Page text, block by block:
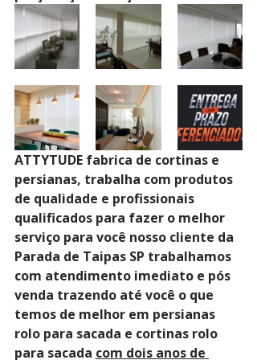
ATTYTUDE fabrica de cortinas e
persianas, trabalha com produtos
de qualidade e profissionais
qualificados para fazer o melhor
serviço para você nosso cliente da
Parada de Taipas SP trabalhamos
com atendimento imediato e pós
venda trazendo até você o que
temos de melhor em persianas
rolo para sacada e cortinas rolo
para sacada com dois anos de